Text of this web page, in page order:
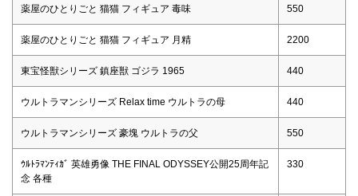
薬屋のひとりごと 猫猫 フィギュア 毒味 550
薬屋のひとりごと 猫猫 フィギュア 月精 2200
東宝怪獣シリーズ 鎮座獣 ゴジラ 1965 440
ウルトラマンシリーズ Relax time ウルトラの母 440
ウルトラマンシリーズ 豪塊 ウルトラの父 550
ｳﾙﾄﾗﾏﾝﾃｨｶﾞ 英雄勇像 THE FINAL ODYSSEY公開25周年記
念 各種
330